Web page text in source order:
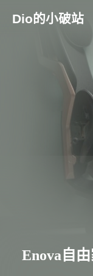
Dio的小破站
Enova自